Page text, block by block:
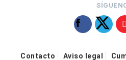
Contacto Aviso legal